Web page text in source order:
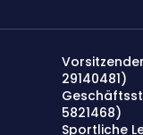
29140481)
5821468)
Sportliche